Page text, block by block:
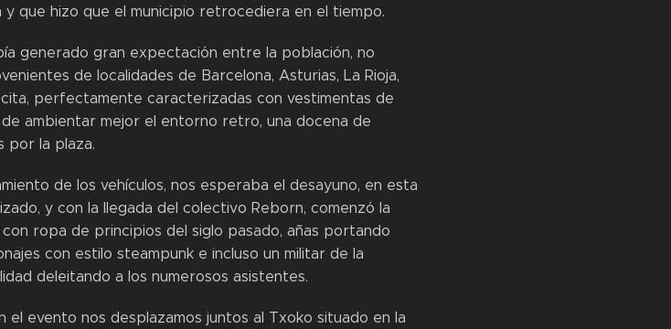
que hizo que el municipio retrocediera en el tiempo.
generado gran expectación entre la población, no
de localidades de Barcelona, Asturias, La Rioja,
cita, perfectamente caracterizadas con vestimentas de
ambientar mejor el entorno retro, una docena de
por la plaza.
de los vehículos, nos esperaba el desayuno, en esta
y con la llegada del colectivo Reborn, comenzó la
ropa de principios del siglo pasado, añas portando
con estilo steampunk e incluso un militar de la
deleitando a los numerosos asistentes.
evento nos desplazamos juntos al Txoko situado en la